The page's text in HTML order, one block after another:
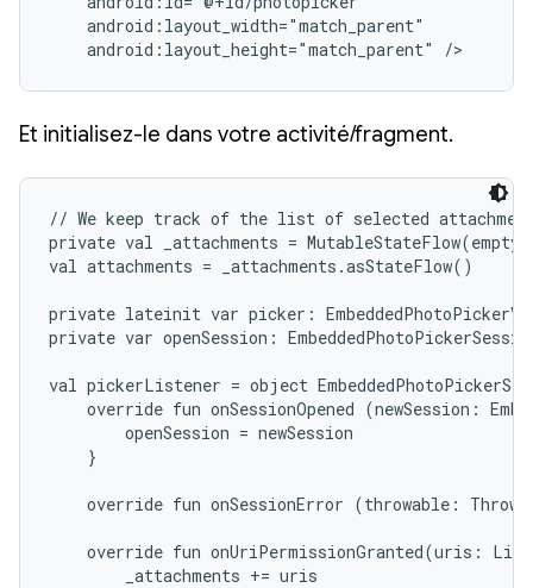
    android:layout_width="match_parent"
    android:layout_height="match_parent" />
Et initialisez-le dans votre activité/fragment.
// We keep track of the list of selected
private val _attachments =
val attachments = _attachments.asStateFlow()
private lateinit var picker:
private var openSession:
val pickerListener = object
override fun onSessionOpened (newSession:
        openSession = newSession
    }
override fun onSessionError (throwable:
override fun onUriPermissionGranted(uris:
        _attachments += uris